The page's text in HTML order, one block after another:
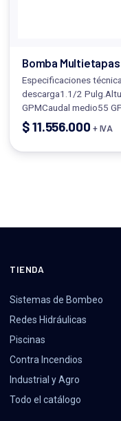
Bomba Multietapas
Especificaciones
descarga1.1/2
GPMCaudal medio55
$11.556.000 + IVA
TIENDA
Sistemas de Bombeo
Redes Hidráulicas
Piscinas
Contra Incendios
Industrial y Agro
Todo el catálogo